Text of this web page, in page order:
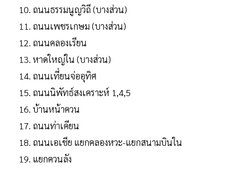
ถนนธรรมนูญวิถี (บางส่วน)
ถนนเพชรเกษม (บางส่วน)
ถนนคลองเรียน
หาดใหญ่ใน (บางส่วน)
ถนนเที่ยนจ่ออุทิศ
ถนนนิพัทธ์สงเคราะห์ 1,4,5
บ้านหน้าควน
ถนนท่าเคียน
ถนนเอเชีย แยกคลองหวะ-แยกสนามบินใน
แยกควนลัง